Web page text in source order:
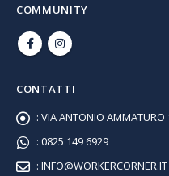
COMMUNITY
CONTATTI
: VIA ANTONIO AMMATURO
: 0825 149 6929
: INFO@WORKERCORNER.IT